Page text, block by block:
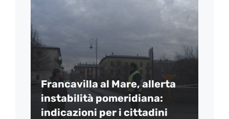
Francavilla al Mare, allerta
instabilità pomeridiana:
indicazioni per i cittadini